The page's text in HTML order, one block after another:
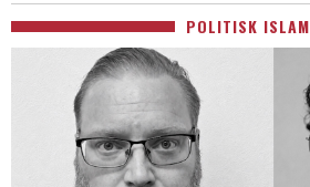
POLITISK ISLAM